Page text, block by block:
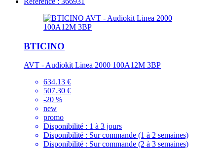
BTICINO
AVT - Audiokit Linea 2000 100A12M 3BP
634.13 €
507.30 €
-20 %
new
promo
Disponibilité : 1 à 3 jours
Disponibilité : Sur commande (1 à 2 semaines)
Disponibilité : Sur commande (2 à 3 semaines)